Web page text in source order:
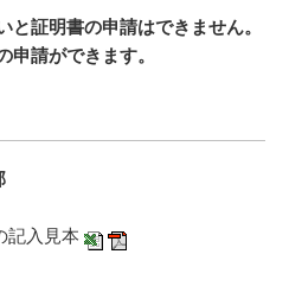
と証明書の申請はできません。
申請ができます。
記入見本